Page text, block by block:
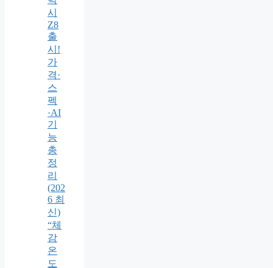
시
Z8
출
시!
가
격·
스
펙
·AI
기
능
총
정
리
(202
6 최
신)
“체
감
온
도